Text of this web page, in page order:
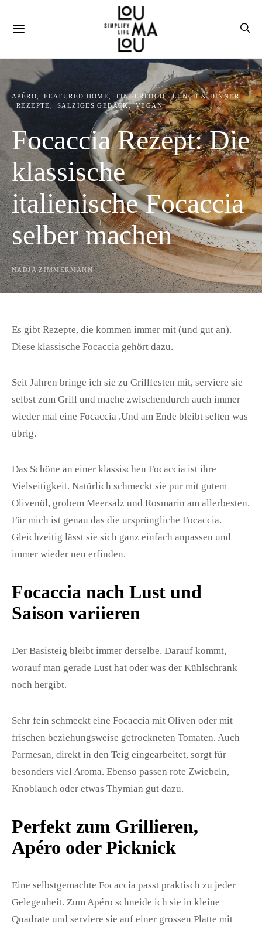
APÉRO FEATURED HOME FINGERFOOD
LUNCH & DINNER
REZEPTE
SALZIGES GEBÄCK VEGAN
Focaccia Rezept: Die
klassische
italienische Focaccia
selber machen
NADJA ZIMMERMANN
Es gibt Rezepte, die kommen immer mit (und gut an).
Diese klassische Focaccia gehört dazu.
Seit Jahren bringe ich sie zu Grillfesten mit, serviere sie
selbst zum Grill und mache zwischendurch auch immer
wieder mal eine Focaccia .Und am Ende bleibt selten was
übrig.
Das Schöne an einer klassischen Focaccia ist ihre
Vielseitigkeit. Natürlich schmeckt sie pur mit gutem
Olivenöl, grobem Meersalz und Rosmarin am allerbesten.
Für mich ist genau das die ursprüngliche Focaccia.
Gleichzeitig lässt sie sich ganz einfach anpassen und
immer wieder neu erfinden.
Focaccia nach Lust und
Saison variieren
Der Basisteig bleibt immer derselbe. Darauf kommt,
worauf man gerade Lust hat oder was der Kühlschrank
noch hergibt.
Sehr fein schmeckt eine Focaccia mit Oliven oder mit
frischen beziehungsweise getrockneten Tomaten. Auch
Parmesan, direkt in den Teig eingearbeitet, sorgt für
besonders viel Aroma. Ebenso passen rote Zwiebeln,
Knoblauch oder etwas Thymian gut dazu.
Perfekt zum Grillieren,
Apéro oder Picknick
Eine selbstgemachte Focaccia passt praktisch zu jeder
Gelegenheit. Zum Apéro schneide ich sie in kleine
Quadrate und serviere sie auf einer grossen Platte mit